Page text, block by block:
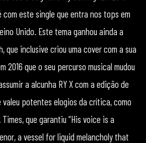
com este single que entra nos tops em
Unido. Este tema ganhou ainda a
que inclusive criou uma cover com a sua
2016 que o seu percurso musical mudou
a alcunha RY X com a edição de
valeu potentes elogios da crítica, como
que garantiu “His voice is a
a vessel for liquid melancholy that